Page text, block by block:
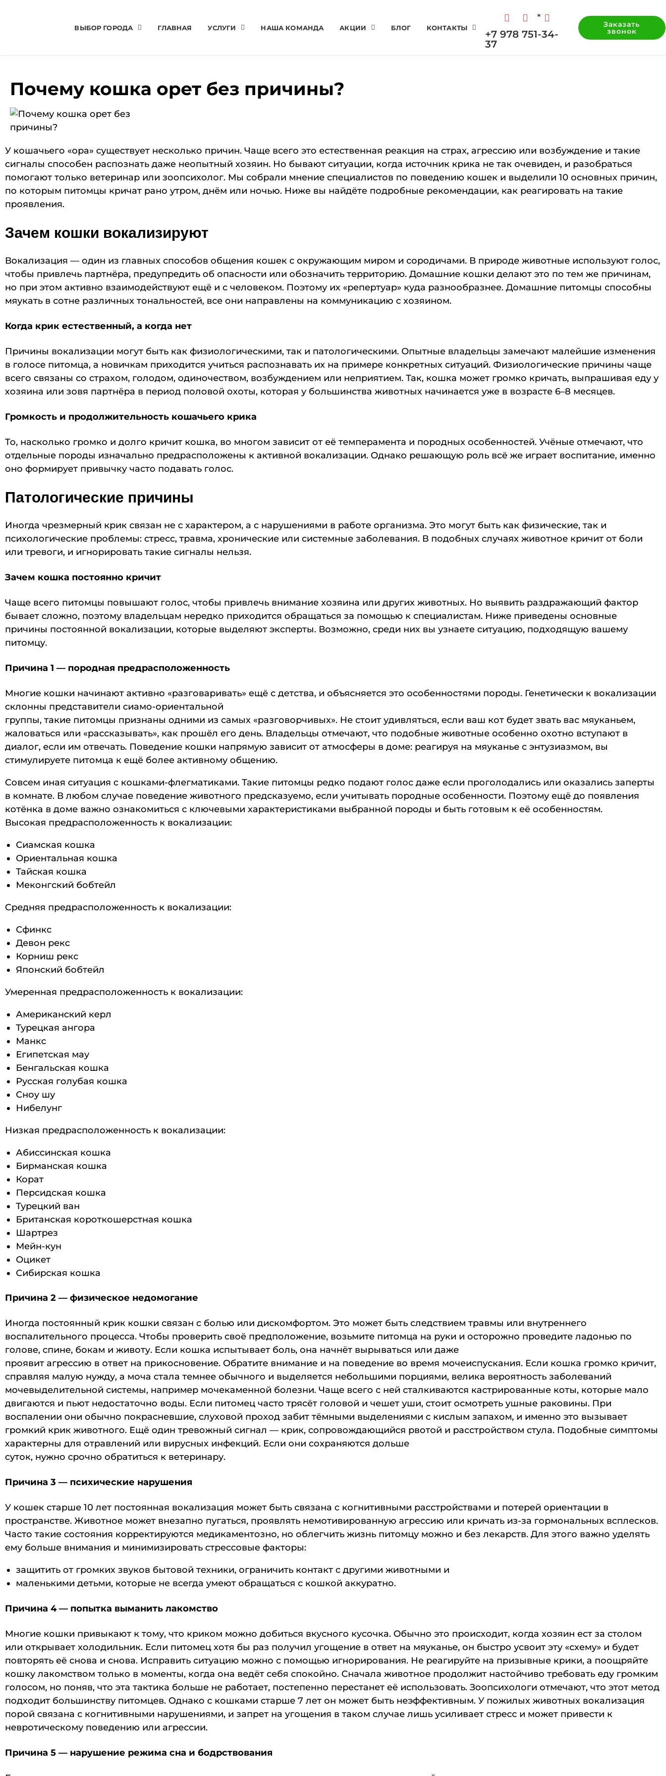
ВЫБОР ГОРОДА ГЛАВНАЯ УСЛУГИ НАША КОМАНДА АКЦИИ БЛОГ КОНТАКТЫ
*
+7 978 751-34-
37
Заказать
звонок
Почему кошка орет без причины?
У кошачьего «ора» существует несколько причин. Чаще всего это естественная реакция на страх, агрессию или возбуждение и такие
сигналы способен распознать даже неопытный хозяин. Но бывают ситуации, когда источник крика не так очевиден, и разобраться
помогают только ветеринар или зоопсихолог. Мы собрали мнение специалистов по поведению кошек и выделили 10 основных причин,
по которым питомцы кричат рано утром, днём или ночью. Ниже вы найдёте подробные рекомендации, как реагировать на такие
проявления.
Зачем кошки вокализируют
Вокализация — один из главных способов общения кошек с окружающим миром и сородичами. В природе животные используют голос,
чтобы привлечь партнёра, предупредить об опасности или обозначить территорию. Домашние кошки делают это по тем же причинам,
но при этом активно взаимодействуют ещё и с человеком. Поэтому их «репертуар» куда разнообразнее. Домашние питомцы способны
мяукать в сотне различных тональностей, все они направлены на коммуникацию с хозяином.
Когда крик естественный, а когда нет
Причины вокализации могут быть как физиологическими, так и патологическими. Опытные владельцы замечают малейшие изменения
в голосе питомца, а новичкам приходится учиться распознавать их на примере конкретных ситуаций. Физиологические причины чаще
всего связаны со страхом, голодом, одиночеством, возбуждением или неприятием. Так, кошка может громко кричать, выпрашивая еду у
хозяина или зовя партнёра в период половой охоты, которая у большинства животных начинается уже в возрасте 6–8 месяцев.
Громкость и продолжительность кошачьего крика
То, насколько громко и долго кричит кошка, во многом зависит от её темперамента и породных особенностей. Учёные отмечают, что
отдельные породы изначально предрасположены к активной вокализации. Однако решающую роль всё же играет воспитание, именно
оно формирует привычку часто подавать голос.
Патологические причины
Иногда чрезмерный крик связан не с характером, а с нарушениями в работе организма. Это могут быть как физические, так и
психологические проблемы: стресс, травма, хронические или системные заболевания. В подобных случаях животное кричит от боли
или тревоги, и игнорировать такие сигналы нельзя.
Зачем кошка постоянно кричит
Чаще всего питомцы повышают голос, чтобы привлечь внимание хозяина или других животных. Но выявить раздражающий фактор
бывает сложно, поэтому владельцам нередко приходится обращаться за помощью к специалистам. Ниже приведены основные
причины постоянной вокализации, которые выделяют эксперты. Возможно, среди них вы узнаете ситуацию, подходящую вашему
питомцу.
Причина 1 — породная предрасположенность
Многие кошки начинают активно «разговаривать» ещё с детства, и объясняется это особенностями породы. Генетически к вокализации
склонны представители сиамо-ориентальной
группы, такие питомцы признаны одними из самых «разговорчивых». Не стоит удивляться, если ваш кот будет звать вас мяуканьем,
жаловаться или «рассказывать», как прошёл его день. Владельцы отмечают, что подобные животные особенно охотно вступают в
диалог, если им отвечать. Поведение кошки напрямую зависит от атмосферы в доме: реагируя на мяуканье с энтузиазмом, вы
стимулируете питомца к ещё более активному общению.
Совсем иная ситуация с кошками-флегматиками. Такие питомцы редко подают голос даже если проголодались или оказались заперты
в комнате. В любом случае поведение животного предсказуемо, если учитывать породные особенности. Поэтому ещё до появления
котёнка в доме важно ознакомиться с ключевыми характеристиками выбранной породы и быть готовым к её особенностям.
Высокая предрасположенность к вокализации:
Сиамская кошка
Ориентальная кошка
Тайская кошка
Меконгский бобтейл
Средняя предрасположенность к вокализации:
Сфинкс
Девон рекс
Корниш рекс
Японский бобтейл
Умеренная предрасположенность к вокализации:
Американский керл
Турецкая ангора
Манкс
Египетская мау
Бенгальская кошка
Русская голубая кошка
Сноу шу
Нибелунг
Низкая предрасположенность к вокализации:
Абиссинская кошка
Бирманская кошка
Корат
Персидская кошка
Турецкий ван
Британская короткошерстная кошка
Шартрез
Мейн-кун
Оцикет
Сибирская кошка
Причина 2 — физическое недомогание
Иногда постоянный крик кошки связан с болью или дискомфортом. Это может быть следствием травмы или внутреннего
воспалительного процесса. Чтобы проверить своё предположение, возьмите питомца на руки и осторожно проведите ладонью по
голове, спине, бокам и животу. Если кошка испытывает боль, она начнёт вырываться или даже
проявит агрессию в ответ на прикосновение. Обратите внимание и на поведение во время мочеиспускания. Если кошка громко кричит,
справляя малую нужду, а моча стала темнее обычного и выделяется небольшими порциями, велика вероятность заболеваний
мочевыделительной системы, например мочекаменной болезни. Чаще всего с ней сталкиваются кастрированные коты, которые мало
двигаются и пьют недостаточно воды. Если питомец часто трясёт головой и чешет уши, стоит осмотреть ушные раковины. При
воспалении они обычно покрасневшие, слуховой проход забит тёмными выделениями с кислым запахом, и именно это вызывает
громкий крик животного. Ещё один тревожный сигнал — крик, сопровождающийся рвотой и расстройством стула. Подобные симптомы
характерны для отравлений или вирусных инфекций. Если они сохраняются дольше
суток, нужно срочно обратиться к ветеринару.
Причина 3 — психические нарушения
У кошек старше 10 лет постоянная вокализация может быть связана с когнитивными расстройствами и потерей ориентации в
пространстве. Животное может внезапно пугаться, проявлять немотивированную агрессию или кричать из-за гормональных всплесков.
Часто такие состояния корректируются медикаментозно, но облегчить жизнь питомцу можно и без лекарств. Для этого важно уделять
ему больше внимания и минимизировать стрессовые факторы:
защитить от громких звуков бытовой техники, ограничить контакт с другими животными и
маленькими детьми, которые не всегда умеют обращаться с кошкой аккуратно.
Причина 4 — попытка выманить лакомство
Многие кошки привыкают к тому, что криком можно добиться вкусного кусочка. Обычно это происходит, когда хозяин ест за столом
или открывает холодильник. Если питомец хотя бы раз получил угощение в ответ на мяуканье, он быстро усвоит эту «схему» и будет
повторять её снова и снова. Исправить ситуацию можно с помощью игнорирования. Не реагируйте на призывные крики, а поощряйте
кошку лакомством только в моменты, когда она ведёт себя спокойно. Сначала животное продолжит настойчиво требовать еду громким
голосом, но поняв, что эта тактика больше не работает, постепенно перестанет её использовать. Зоопсихологи отмечают, что этот метод
подходит большинству питомцев. Однако с кошками старше 7 лет он может быть неэффективным. У пожилых животных вокализация
порой связана с когнитивными нарушениями, и запрет на угощения в таком случае лишь усиливает стресс и может привести к
невротическому поведению или агрессии.
Причина 5 — нарушение режима сна и бодрствования